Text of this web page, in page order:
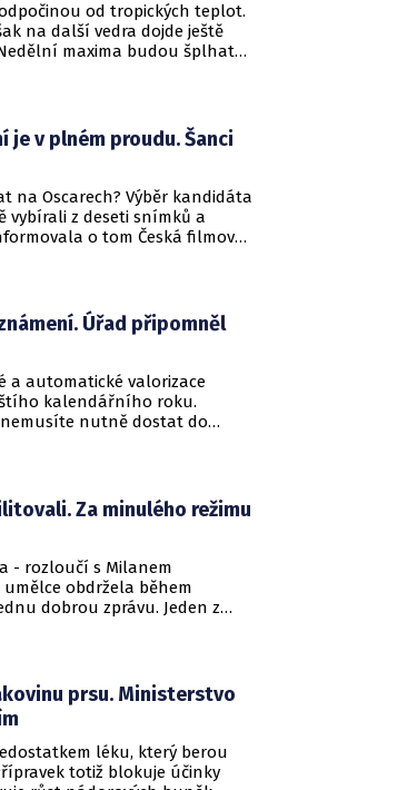
od tropických teplot.
na další vedra dojde ještě
maxima budou šplhat
je v plném proudu. Šanci
na Oscarech? Výběr kandidáta
vybírali z deseti snímků a
o tom Česká filmová
Úřad připomněl
a automatické valorizace
kalendářního roku.
nutně dostat do
Za minulého režimu
- rozloučí s Milanem
obdržela během
dobrou zprávu. Jeden z
prsu. Ministerstvo
léku, který berou
totiž blokuje účinky